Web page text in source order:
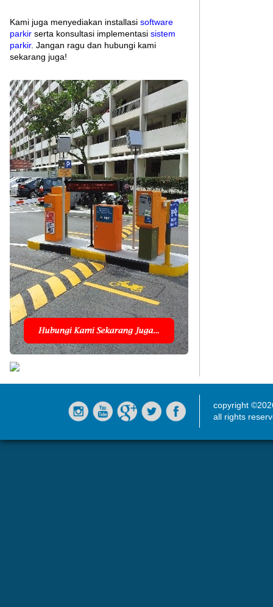
Kami juga menyediakan installasi software
parkir serta konsultasi implementasi sistem
parkir. Jangan ragu dan hubungi kami
sekarang juga!
copyright
all rights